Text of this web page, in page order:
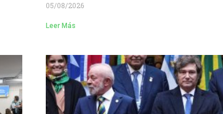
05/08/2026
Leer Más